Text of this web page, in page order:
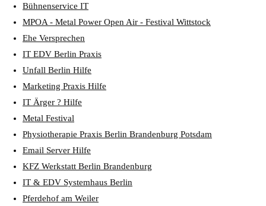
Bühnenservice IT
MPOA - Metal Power Open Air - Festival Wittstock
Ehe Versprechen
IT EDV Berlin Praxis
Unfall Berlin Hilfe
Marketing Praxis Hilfe
IT Ärger ? Hilfe
Metal Festival
Physiotherapie Praxis Berlin Brandenburg Potsdam
Email Server Hilfe
KFZ Werkstatt Berlin Brandenburg
IT & EDV Systemhaus Berlin
Pferdehof am Weiler